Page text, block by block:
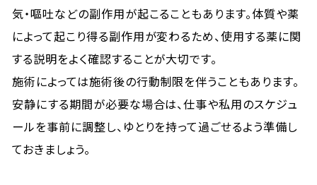
気・嘔吐などの副作用が起こることもあります。体質や薬
によって起こり得る副作用が変わるため、使用する薬に関
する説明をよく確認することが大切です。
施術によっては施術後の行動制限を伴うこともあります。
安静にする期間が必要な場合は、仕事や私用のスケジュ
ールを事前に調整し、ゆとりを持って過ごせるよう準備し
ておきましょう。